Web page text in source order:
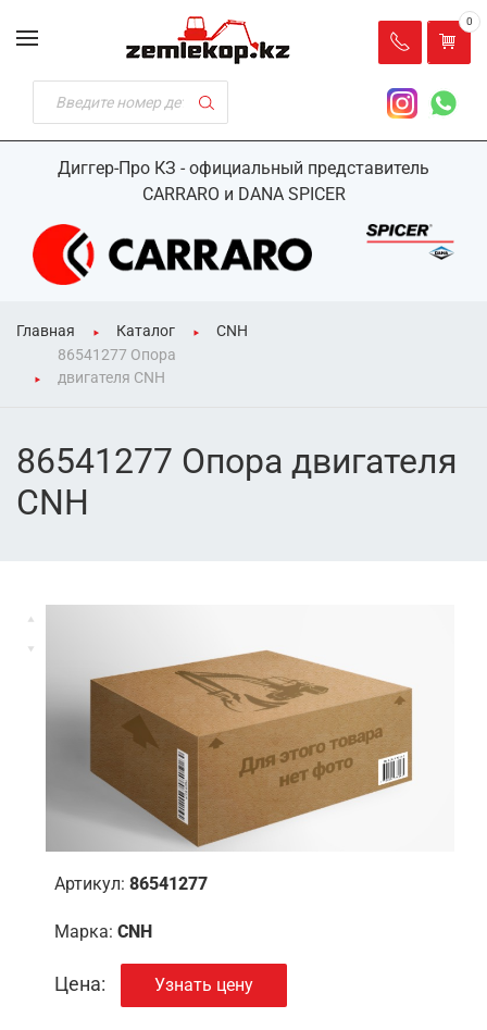
Диггер-Про КЗ - официальный представитель
CARRARO и DANA SPICER
0
Главная Каталог
CNH
86541277 Опора
двигателя CNH
86541277 Опора двигателя
CNH
Артикул: 86541277
Марка: CNH
Цена: Узнать цену